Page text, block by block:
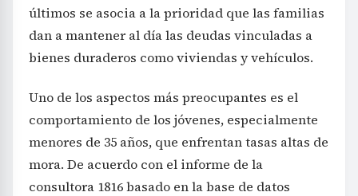
últimos se asocia a la prioridad que las familias
dan a mantener al día las deudas vinculadas a
bienes duraderos como viviendas y vehículos.
Uno de los aspectos más preocupantes es el
comportamiento de los jóvenes, especialmente
menores de 35 años, que enfrentan tasas altas de
mora. De acuerdo con el informe de la
consultora 1816 basado en la base de datos